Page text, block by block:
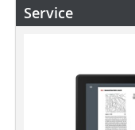
Service